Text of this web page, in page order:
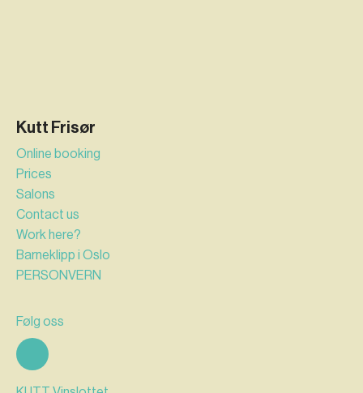
Kutt Frisør
Online booking
Prices
Salons
Contact us
Work here?
Barneklipp i Oslo
PERSON­VERN
Følg oss